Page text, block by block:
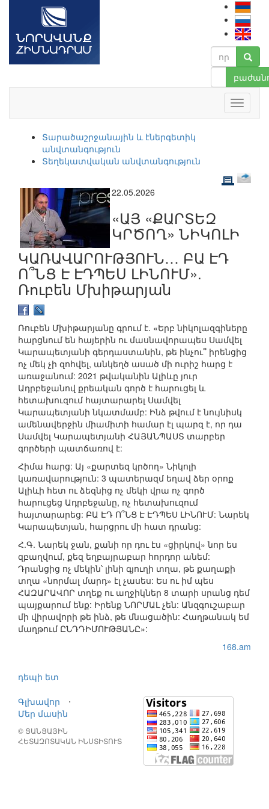
Տարածաշրջանային և էներգետիկ
անվտանգություն
Տեղեկատվական անվտանգություն
22.05.2026
«ԱՅ «ՔԱՐՏԵԶ
ԿՐԾՈՂ» ՆԻԿՈԼԻ
ԿԱՌԱՎԱՐՈՒԹՅՈՒՆ… ԲԱ ԷԴ
Ո՞ՆՑ Է ԷԴՊԵՍ ԼԻՆՈՒՄ».
Ռուբեն Մխիթարյան
Ռուբեն Մխիթարյանը գրում է. «Երբ նիկոլազգիները
հարցնում են հայերին ու մասնավորապես Սամվել
Կարապետյանի գերդաստանին, թե ինչու՞ իրենցից
ոչ մեկ չի զոհվել, անկեղծ ասած մի ուրիշ հարց է
առաջանում: 2021 թվականին Ալիևը յուր
Ադրբեջանով քրեական գործ է հարուցել և
հետախուզում հայտարարել Սամվել
Կարապետյանի նկատմամբ: Ինձ թվում է նույնիսկ
ամենավերջին միամիտի համար էլ պարզ է, որ դա
Սամվել Կարապետյանի ՀԱՅԱՆՊԱՍՏ տարբեր
գործերի պատճառով է:
Հիմա հարց: Այ «քարտեզ կրծող» Նիկոլի
կառավարություն: 3 պատերազմ եղավ ձեր օրոք
Ալիևի հետ ու ձեզնից ոչ մեկի վրա ոչ գործ
հարուցեց Ադրբեջանը, ոչ հետախուզում
հայտարարեց: ԲԱ ԷԴ Ո՞ՆՑ Է ԷԴՊԵՍ ԼԻՆՈՒՄ: Նարեկ
Կարապետյան, հարցրու մի հատ դրանց:
Հ.Գ. Նարեկ ջան, քանի որ դու էս «ցիրկով» նոր ես
զբաղվում, քեզ եղբայրաբար հորդոր անեմ:
Դրանցից ոչ մեկին՝ լինի գյուղի տղա, թե քաղաքի
տղա «նորմալ մարդ» էլ չասես: Ես ու իմ պես
ՀԱԶԱՐԱՎՈՐ տղեք ու աղջիկներ 8 տարի սրանց դեմ
պայքարում ենք: Իրենք ՆՈՐՄԱԼ չեն: Անզգուշաբար
մի վիրավորի թե ինձ, թե մնացածին: Հաղթանակ եմ
մաղթում ԸՆԴԴԻՄՈՒԹՅԱՆԸ»:
168.am
դեպի ետ
Գլխավոր
⋅
Մեր մասին
© ՑԱՆՑԱՅԻՆ
ՀԵՏԱԶՈՏԱԿԱՆ ԻՆՍՏԻՏՈՒՏ